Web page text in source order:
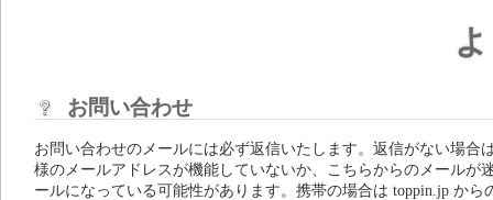
お問い合わせ
お問い合わせのメールには必ず返信いたします。返信がない場合
様のメールアドレスが機能していないか、こちらからのメールが
ールになっている可能性があります。携帯の場合は toppin.jp から